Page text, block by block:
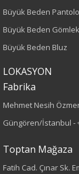
Desen
Düz
%70 Pamuk
%27 Polyester
%3 Elastan
Cinsiyet
Büyük Beden
Büyük Beden Gömlek
Büyük Beden Bluz
LOKASYON
Fabrika
Mehmet Nesih
Güngören/İstanbul -
Toptan Mağaza
Fatih Cad. Çınar Sk.